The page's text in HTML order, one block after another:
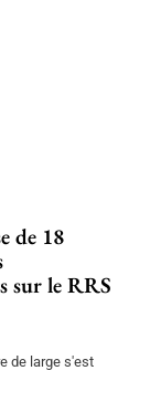
de 18
sur le RRS
de large s'est